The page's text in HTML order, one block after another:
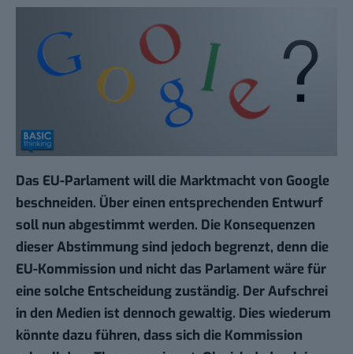
Das EU-Parlament will die Marktmacht von Google
beschneiden. Über einen entsprechenden Entwurf
soll nun abgestimmt werden. Die Konsequenzen
dieser Abstimmung sind jedoch begrenzt, denn die
EU-Kommission und nicht das Parlament wäre für
eine solche Entscheidung zuständig. Der Aufschrei
in den Medien ist dennoch gewaltig. Dies wiederum
könnte dazu führen, dass sich die Kommission